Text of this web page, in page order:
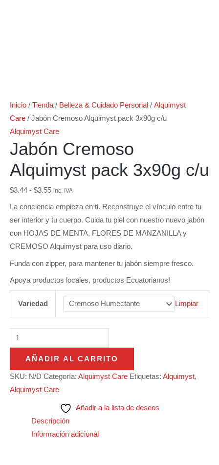
Inicio / Tienda / Belleza & Cuidado Personal / Alquimyst
Care / Jabón Cremoso Alquimyst pack 3x90g c/u
Alquimyst Care
Jabón Cremoso
Alquimyst pack 3x90g c/u
$3.44 - $3.55 inc. IVA
La conciencia empieza en ti. Reconstruye el vínculo entre tu
ser interior y tu cuerpo. Cuida tu piel con nuestro nuevo jabón
con HOJAS DE MENTA, FLORES DE MANZANILLA y
CREMOSO Alquimyst para uso diario.
Funda con zipper, para mantener tu jabón siempre fresco.
Apoya productos locales, productos Ecuatorianos!
Variedad Limpiar
AÑADIR AL CARRITO
SKU: N/D Categoría: Alquimyst Care Etiquetas: Alquimyst,
Alquimyst Care
Añadir a la lista de deseos
Descripción
Información adicional